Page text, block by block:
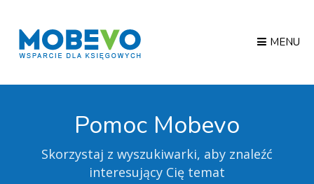
MENU
Pomoc Mobevo
Skorzystaj z wyszukiwarki, aby znaleźć
interesujący Cię temat